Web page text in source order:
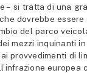
– si tratta di una
dovrebbe
del parco
mezzi inquinanti
provvedimenti di
europea